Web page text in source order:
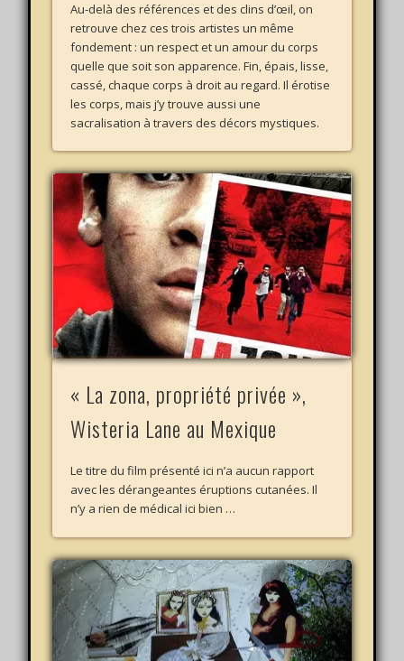
Au-delà des références et des clins d’œil, on
retrouve chez ces trois artistes un même
fondement : un respect et un amour du corps
quelle que soit son apparence. Fin, épais, lisse,
cassé, chaque corps à droit au regard. Il érotise
les corps, mais j’y trouve aussi une
sacralisation à travers des décors mystiques.
« La zona, propriété privée »,
Wisteria Lane au Mexique
Le titre du film présenté ici n’a aucun rapport
avec les dérangeantes éruptions cutanées. Il
n’y a rien de médical ici bien …